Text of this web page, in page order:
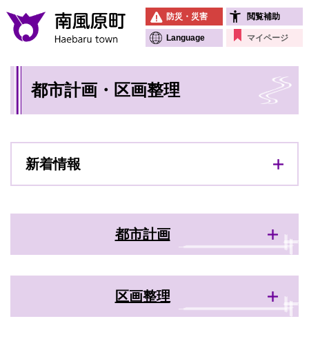
メニューを飛ばして本文へ
防災・災害 閲覧補助
Language マイページ
都市計画・区画整理
新着情報
都市計画
区画整理